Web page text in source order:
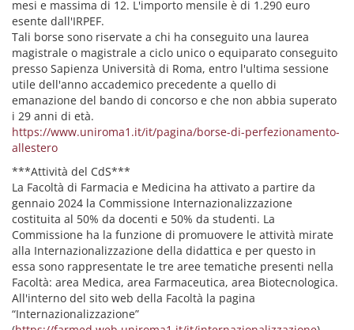
mesi e massima di 12. L'importo mensile è di 1.290 euro
esente dall'IRPEF.
Tali borse sono riservate a chi ha conseguito una laurea
magistrale o magistrale a ciclo unico o equiparato conseguito
presso Sapienza Università di Roma, entro l'ultima sessione
utile dell'anno accademico precedente a quello di
emanazione del bando di concorso e che non abbia superato
i 29 anni di età.
https://www.uniroma1.it/it/pagina/borse-di-perfezionamento-
allestero
***Attività del CdS***
La Facoltà di Farmacia e Medicina ha attivato a partire da
gennaio 2024 la Commissione Internazionalizzazione
costituita al 50% da docenti e 50% da studenti. La
Commissione ha la funzione di promuovere le attività mirate
alla Internazionalizzazione della didattica e per questo in
essa sono rappresentate le tre aree tematiche presenti nella
Facoltà: area Medica, area Farmaceutica, area Biotecnologica.
All'interno del sito web della Facoltà la pagina
“Internazionalizzazione”